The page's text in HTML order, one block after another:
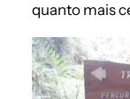
quanto mais